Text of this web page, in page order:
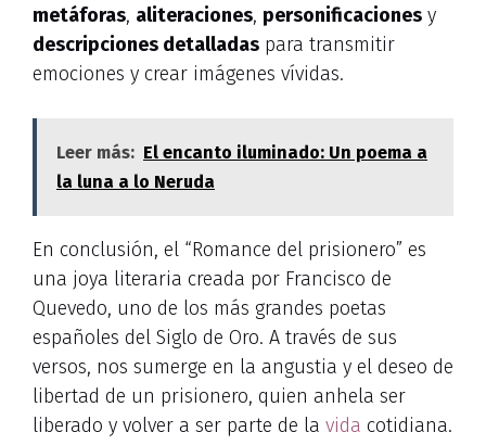
metáforas, aliteraciones, personificaciones y
descripciones detalladas para transmitir
emociones y crear imágenes vívidas.
Leer más: El encanto iluminado: Un poema a
la luna a lo Neruda
En conclusión, el “Romance del prisionero” es
una joya literaria creada por Francisco de
Quevedo, uno de los más grandes poetas
españoles del Siglo de Oro. A través de sus
versos, nos sumerge en la angustia y el deseo de
libertad de un prisionero, quien anhela ser
liberado y volver a ser parte de la vida cotidiana.